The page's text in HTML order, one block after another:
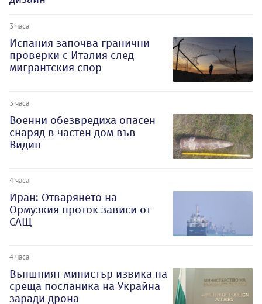
3 часа
Испания започва гранични
проверки с Италия след
мигрантския спор
3 часа
Военни обезвредиха опасен
снаряд в частен дом във
Видин
4 часа
Иран: Отварянето на
Ормузкия проток зависи от
САЩ
4 часа
Външният министър извика на
среща посланика на Украйна
заради дрона